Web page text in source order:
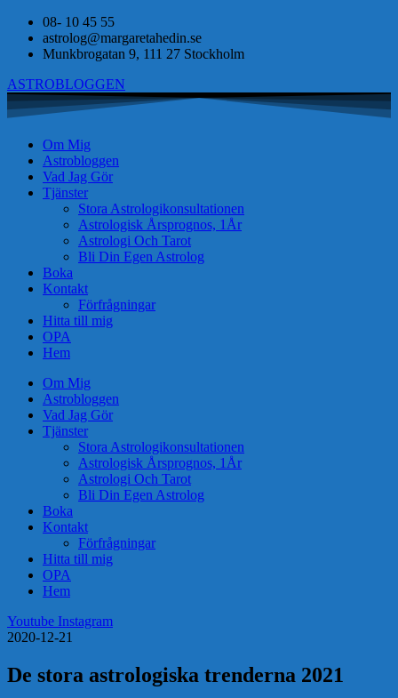
08- 10 45 55
astrolog@margaretahedin.se
Munkbrogatan 9, 111 27 Stockholm
ASTROBLOGGEN
Om Mig
Astrobloggen
Vad Jag Gör
Tjänster
Stora Astrologikonsultationen
Astrologisk Årsprognos, 1År
Astrologi Och Tarot
Bli Din Egen Astrolog
Boka
Kontakt
Förfrågningar
Hitta till mig
OPA
Hem
Om Mig
Astrobloggen
Vad Jag Gör
Tjänster
Stora Astrologikonsultationen
Astrologisk Årsprognos, 1År
Astrologi Och Tarot
Bli Din Egen Astrolog
Boka
Kontakt
Förfrågningar
Hitta till mig
OPA
Hem
Youtube Instagram
2020-12-21
De stora astrologiska trenderna 2021